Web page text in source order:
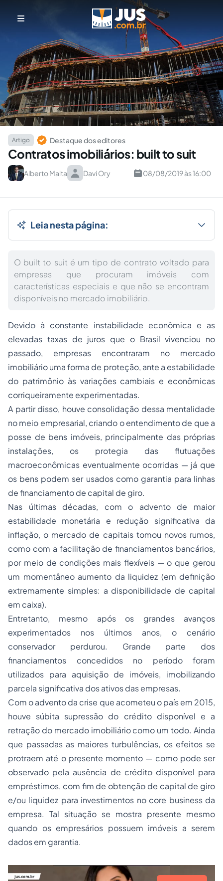
Artigo Destaque dos editores
Contratos imobiliários: built to suit
Alberto Malta Davi Ory 08/08/2019 às 16:00
Leia nesta página:
O built to suit é um tipo de contrato voltado para
empresas que procuram imóveis com
características especiais e que não se encontram
disponíveis no mercado imobiliário.
Devido à constante instabilidade econômica e as
elevadas taxas de juros que o Brasil vivenciou no
passado, empresas encontraram no mercado
imobiliário uma forma de proteção, ante a estabilidade
do patrimônio às variações cambiais e econômicas
corriqueiramente experimentadas.
A partir disso, houve consolidação dessa mentalidade
no meio empresarial, criando o entendimento de que a
posse de bens imóveis, principalmente das próprias
instalações, os protegia das flutuações
macroeconômicas eventualmente ocorridas — já que
os bens podem ser usados como garantia para linhas
de financiamento de capital de giro.
Nas últimas décadas, com o advento de maior
estabilidade monetária e redução significativa da
inflação, o mercado de capitais tomou novos rumos,
como com a facilitação de financiamentos bancários,
por meio de condições mais flexíveis — o que gerou
um momentâneo aumento da liquidez (em definição
extremamente simples: a disponibilidade de capital
em caixa).
Entretanto, mesmo após os grandes avanços
experimentados nos últimos anos, o cenário
conservador perdurou. Grande parte dos
financiamentos concedidos no período foram
utilizados para aquisição de imóveis, imobilizando
parcela significativa dos ativos das empresas.
Com o advento da crise que acometeu o país em 2015,
houve súbita supressão do crédito disponível e a
retração do mercado imobiliário como um todo. Ainda
que passadas as maiores turbulências, os efeitos se
protraem até o presente momento — como pode ser
observado pela ausência de crédito disponível para
empréstimos, com fim de obtenção de capital de giro
e/ou liquidez para investimentos no core business da
empresa. Tal situação se mostra presente mesmo
quando os empresários possuem imóveis a serem
dados em garantia.